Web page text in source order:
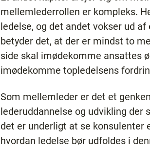
mellemlederrollen er kompleks.
ledelse, og det andet vokser ud
betyder det, at der er mindst to
side skal imødekomme ansattes
imødekomme topledelsens
Som mellemleder er det et
lederuddannelse og udvikling
det er underligt at se konsulenter
hvordan ledelse bør udfoldes i